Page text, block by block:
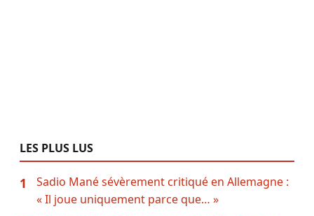
LES PLUS LUS
1
Sadio Mané sévèrement critiqué en Allemagne :
« Il joue uniquement parce que… »